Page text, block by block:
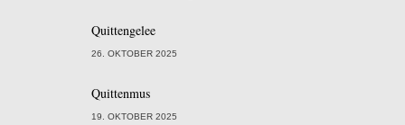
Quittengelee
26. OKTOBER 2025
Quittenmus
19. OKTOBER 2025